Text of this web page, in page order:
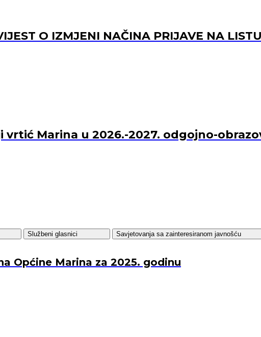
O IZMJENI NAČINA PRIJAVE NA
vrtić Marina u 2026.-2027. odgojno-
Službeni glasnici Savjetovanja sa zainteresiranom javnošću
Općine Marina za 2025. godinu